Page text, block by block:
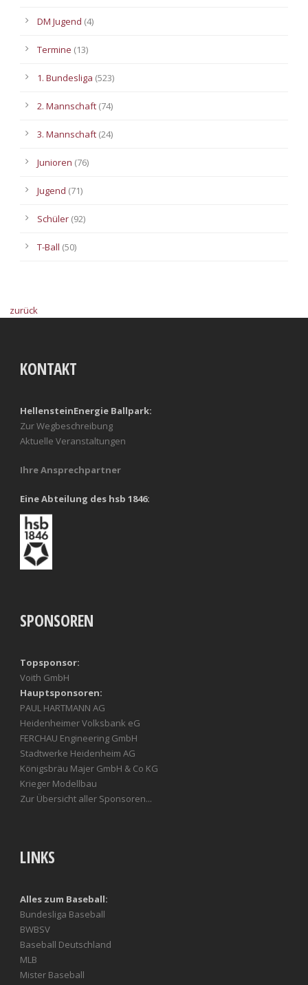
DM Jugend (4)
Termine (13)
1. Bundesliga (523)
2. Mannschaft (74)
3. Mannschaft (24)
Junioren (76)
Jugend (71)
Schüler (92)
T-Ball (50)
zurück
KONTAKT
HellensteinEnergie Ballpark:
Zur Wegbeschreibung
Aktuelle Veranstaltungen
Ihre Ansprechpartner
Eine Abteilung des hsb 1846:
SPONSOREN
Topsponsor:
Voith GmbH
Hauptsponsoren:
PAUL HARTMANN AG
Heidenheimer Volksbank eG
FERCHAU Engineering GmbH
Stadtwerke Heidenheim AG
Königsbräu Majer GmbH & Co KG
Krieger Modellbau
Zur Übersicht aller Sponsoren...
LINKS
Alles zum Baseball:
Bundesliga Baseball
BWBSV
Baseball Deutschland
MLB
Mister Baseball